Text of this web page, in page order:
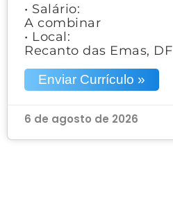
• Salário:
A combinar
• Local:
Recanto das Emas, DF
Enviar Currículo »
6 de agosto de 2026